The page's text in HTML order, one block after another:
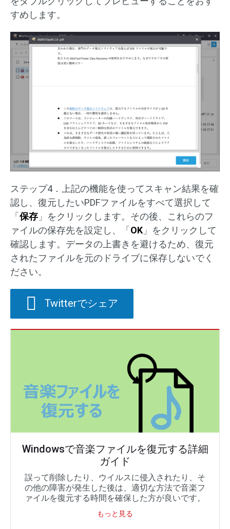
すめします。
ステップ4．上記の機能を使ってスキャン結果を確
認し、復元したいPDFファイルをすべて選択して
「 保存 」をクリックします。その後、これらのフ
ァイルの保存先を設定し、「 OK 」をクリックして
確認します。データの上書きを避けるため、復元
されたファイルを元のドライブに保存しないでく
ださい。
Twitterでシェア
Windowsで音楽ファイルを復元する詳細
ガイド
誤って削除したり、ウイルスに侵入されたり、そ
の他の障害が発生した後は、適切な方法で音楽フ
ァイルを復元する時間を確保した方が良いです。
もっと見る